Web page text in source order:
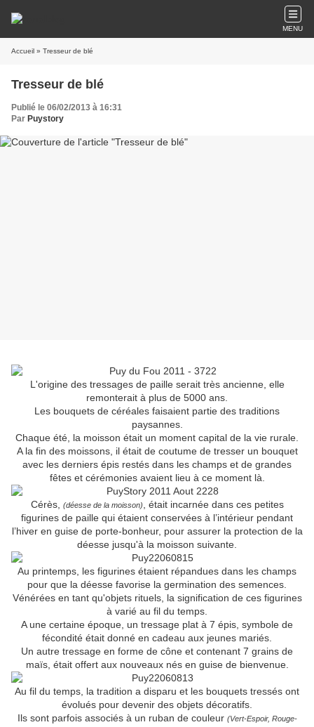
MENU
Accueil » Tresseur de blé
Tresseur de blé
Publié le 06/02/2013 à 16:31
Par Puystory
L'origine des tressages de paille serait très ancienne, elle
remonterait à plus de 5000 ans.
Les bouquets de céréales faisaient partie des traditions
paysannes.
Chaque été, la moisson était un moment capital de la vie rurale.
A la fin des moissons, il était de coutume de tresser un bouquet
avec les derniers épis restés dans les champs et de grandes
fêtes et cérémonies avaient lieu à ce moment là.
Cérès, (déesse de la moisson)
, était incarnée dans ces petites
figurines de paille qui étaient conservées à l’intérieur pendant
l’hiver en guise de porte-bonheur, pour assurer la protection de la
déesse jusqu'à la moisson suivante.
Au printemps, les figurines étaient répandues dans les champs
pour que la déesse favorise la germination des semences.
Vénérées en tant qu'objets rituels, la signification de ces figurines
à varié au fil du temps.
A une certaine époque, un tressage plat à 7 épis, symbole de
fécondité était donné en cadeau aux jeunes mariés.
Un autre tressage en forme de cône et contenant 7 grains de
maïs, était offert aux nouveaux nés en guise de bienvenue.
Au fil du temps, la tradition a disparu et les bouquets tressés ont
évolués pour devenir des objets décoratifs.
Ils sont parfois associés à un ruban de couleur (Vert-Espoir, Rouge-